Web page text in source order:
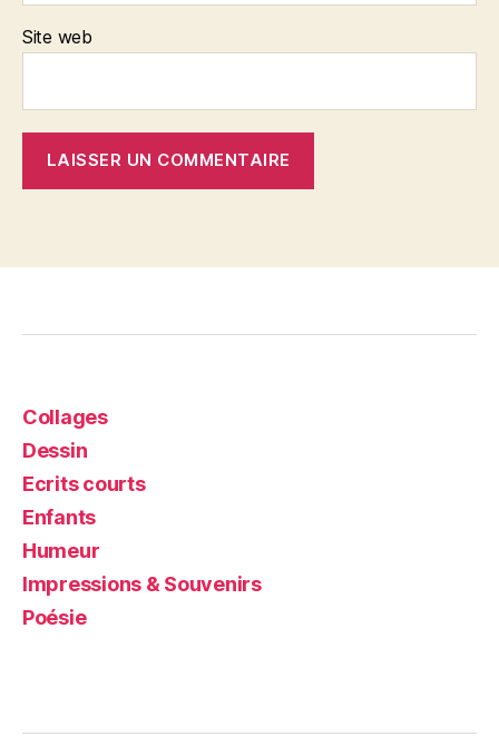
Site web
Collages
Dessin
Ecrits courts
Enfants
Humeur
Impressions & Souvenirs
Poésie